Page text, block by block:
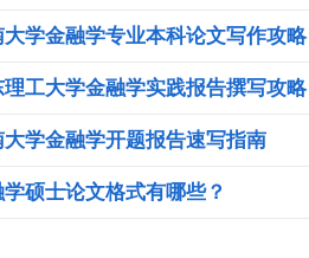
大学金融学专业本科论文写作攻略
理工大学金融学实践报告撰写攻略
大学金融学开题报告速写指南
硕士论文格式有哪些？